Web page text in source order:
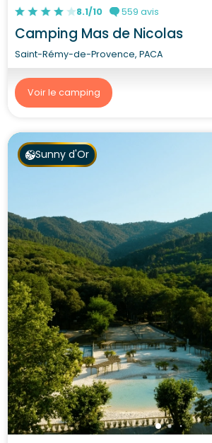
8.1/10 559 avis
Camping Mas de Nicolas
Saint-Rémy-de-Provence, PACA
Voir le camping
Sunny d'Or